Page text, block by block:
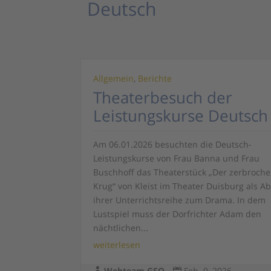
Deutsch
Allgemein, Berichte
Theaterbesuch der
Leistungskurse Deutsch
Am 06.01.2026 besuchten die Deutsch-
Leistungskurse von Frau Banna und Frau
Buschhoff das Theaterstück „Der
Krug“ von Kleist im Theater Duisburg als
ihrer Unterrichtsreihe zum Drama. In dem
Lustspiel muss der Dorfrichter Adam den
nächtlichen...
weiterlesen